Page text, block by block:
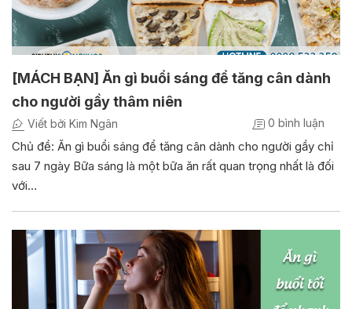
[MÁCH BẠN] Ăn gì buổi sáng để tăng cân dành
cho người gầy thâm niên
Viết bởi Kim Ngân 0 bình luận
Chủ đề: Ăn gì buổi sáng để tăng cân dành cho người gầy chỉ
sau 7 ngày Bữa sáng là một bữa ăn rất quan trọng nhất là đối
với…